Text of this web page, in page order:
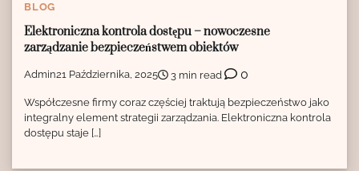
BLOG
Elektroniczna kontrola dostępu – nowoczesne
zarządzanie bezpieczeństwem obiektów
Admin21 Października, 2025 3 min read 0
Współczesne firmy coraz częściej traktują bezpieczeństwo jako
integralny element strategii zarządzania. Elektroniczna kontrola
dostępu staje […]